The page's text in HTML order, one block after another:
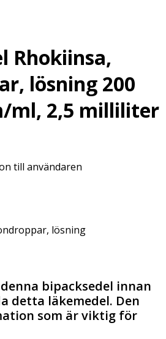
Rhokiinsa,
lösning 200
ml, 2,5 milliliter
till användaren
lösning
bipacksedel innan
detta läkemedel. Den
som är viktig för